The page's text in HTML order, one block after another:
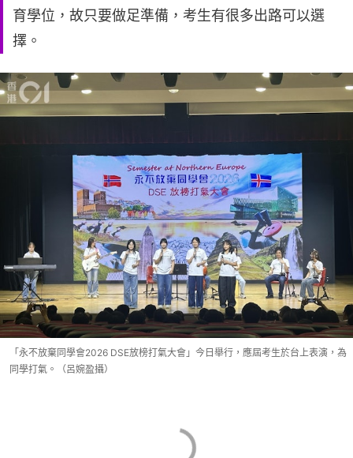
育學位，故只要做足準備，考生有很多出路可以選
擇。
「永不放棄同學會2026 DSE放榜打氣大會」今日舉行，應屆考生於台上表演，為
同學打氣。（呂婉盈攝）